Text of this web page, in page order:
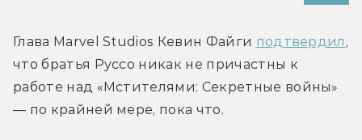
Глава Marvel Studios Кевин Файги подтвердил ,
что братья Руссо никак не причастны к
работе над «Мстителями: Секретные войны»
— по крайней мере, пока что.